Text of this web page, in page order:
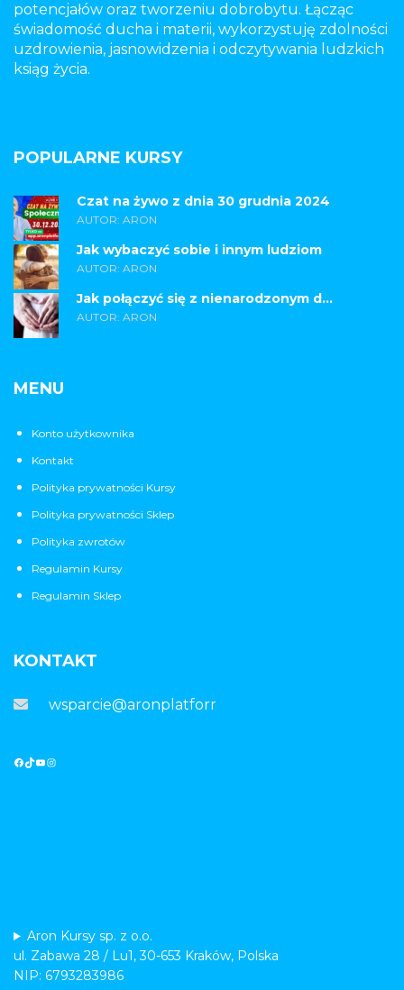
potencjałów oraz tworzeniu dobrobytu. Łącząc
świadomość ducha i materii, wykorzystuję zdolności
uzdrowienia, jasnowidzenia i odczytywania ludzkich
ksiąg życia.
POPULARNE KURSY
Czat na żywo z dnia 30 grudnia 2024
AUTOR: ARON
Jak wybaczyć sobie i innym ludziom
AUTOR: ARON
Jak połączyć się z nienarodzonym d...
AUTOR: ARON
MENU
Konto użytkownika
Kontakt
Polityka prywatności Kursy
Polityka prywatności Sklep
Polityka zwrotów
Regulamin Kursy
Regulamin Sklep
KONTAKT
wsparcie@aronplatforma.pl
Aron Kursy sp. z o.o.
ul. Zabawa 28 / Lu1, 30-653 Kraków, Polska
NIP: 6793283986